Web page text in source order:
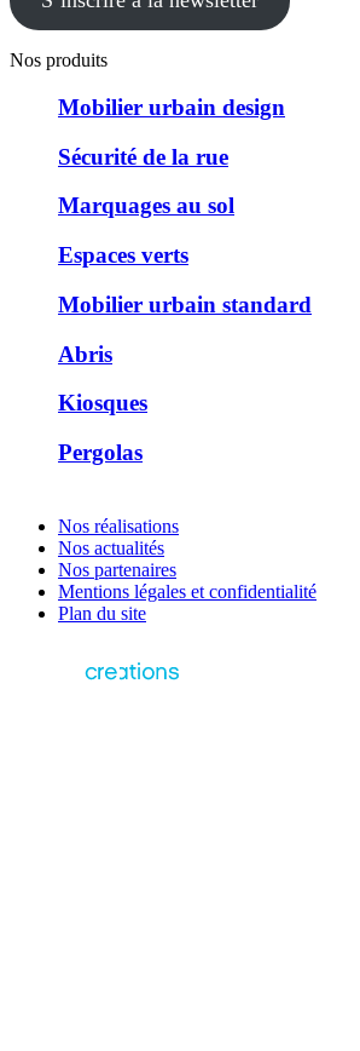
Nos produits
Mobilier urbain design
Sécurité de la rue
Marquages au sol
Espaces verts
Mobilier urbain standard
Abris
Kiosques
Pergolas
Nos réalisations
Nos actualités
Nos partenaires
Mentions légales et confidentialité
Plan du site